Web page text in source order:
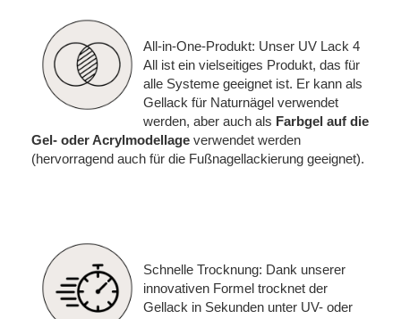
All-in-One-Produkt: Unser UV Lack 4
All ist ein vielseitiges Produkt, das für
alle Systeme geeignet ist. Er kann als
Gellack für Naturnägel verwendet
werden, aber auch als Farbgel auf die
Gel- oder Acrylmodellage verwendet werden
(hervorragend auch für die Fußnagellackierung geeignet).
Schnelle Trocknung: Dank unserer
innovativen Formel trocknet der
Gellack in Sekunden unter UV- oder